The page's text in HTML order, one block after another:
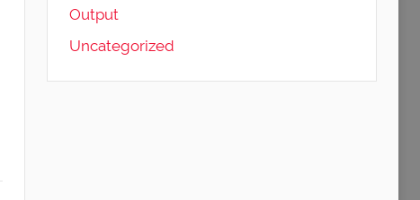
Output
Uncategorized